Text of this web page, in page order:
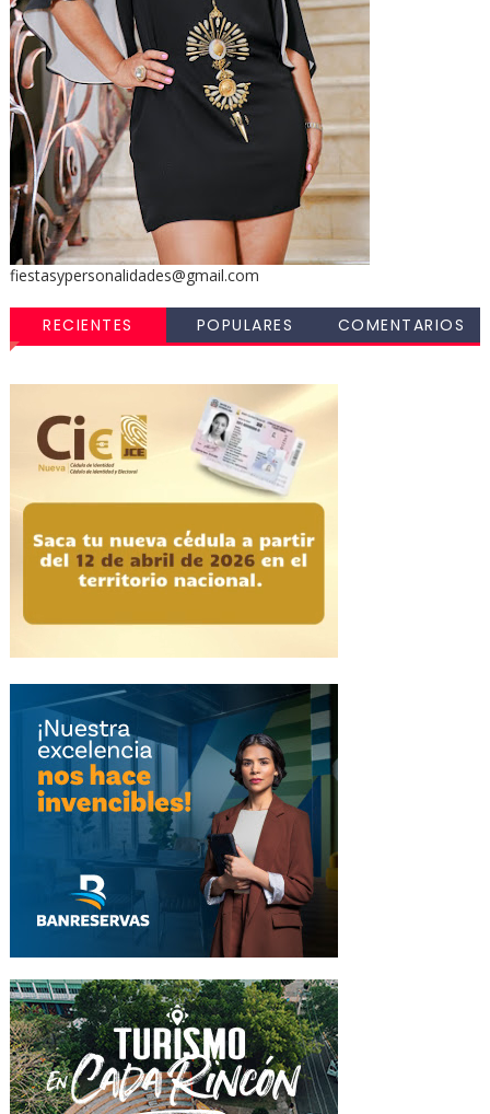
fiestasypersonalidades@gmail.com
RECIENTES POPULARES COMENTARIOS